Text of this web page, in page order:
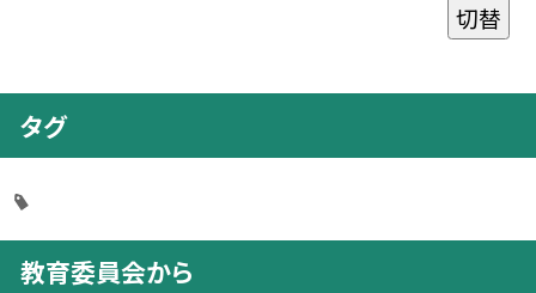
切替
タグ
教育委員会から